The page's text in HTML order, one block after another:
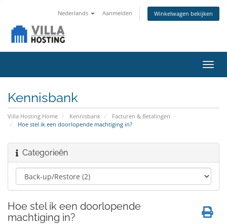
Nederlands Aanmelden Winkelwagen bekijken
in-/
Kennisbank
Villa Hosting Home Kennisbank
Facturen & Betalingen
Hoe stel ik een doorlopende machtiging in?
Categorieën
Hoe stel ik een doorlopende
machtiging in?